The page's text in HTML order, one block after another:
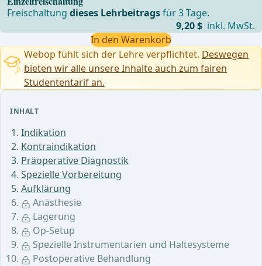
INHALT
Indikation
Kontraindikation
Präoperative Diagnostik
Spezielle Vorbereitung
Aufklärung
Anästhesie
Lagerung
Op-Setup
Spezielle Instrumentarien und Haltesysteme
Postoperative Behandlung
Freischaltungdieses Lehrbeitragsfür 3 Tage.
9,20 $ inkl. MwSt.
In den Warenkorb
Webop fühlt sich der Lehre verpflichtet. Deswegen
bieten wir alle unsere Inhalte auch zum fairen
Studententarif an.